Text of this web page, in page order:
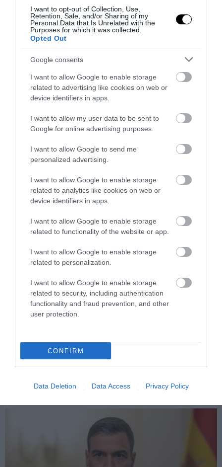
I want to opt-out of Collection, Use,
Retention, Sale, and/or Sharing of my
Personal Data that Is Unrelated with the
Purposes for which it was collected.
Opted Out
Google consents
I want to allow Google to enable storage
related to advertising like cookies on web or
device identifiers in apps.
I want to allow my user data to be sent to
Google for online advertising purposes.
I want to allow Google to send me
personalized advertising.
I want to allow Google to enable storage
related to analytics like cookies on web or
device identifiers in apps.
I want to allow Google to enable storage
related to functionality of the website or app.
I want to allow Google to enable storage
related to personalization.
I want to allow Google to enable storage
related to security, including authentication
functionality and fraud prevention, and other
user protection.
CONFIRM
Data Deletion Data Access Privacy Policy
«Παρελθόν» το 500ευρο: Τι ισχύει για
όσους έχουν χαρτονομίσματα στην
κατοχή τους
PRONEWS.GR /ΕΥΡΩΠΑΪΚΗ ΕΝΩΣΗ
καγκελάριος μετά την αιφνίδια
ανακοίνωση υπουργού του που θέλει να